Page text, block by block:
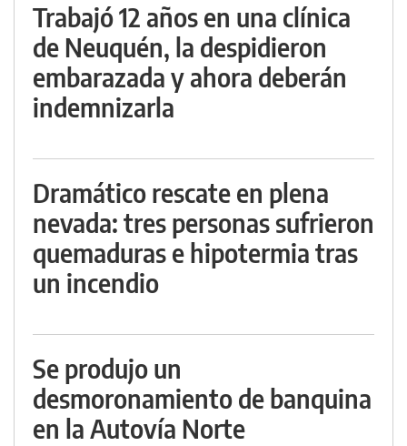
Trabajó 12 años en una clínica
de Neuquén, la despidieron
embarazada y ahora deberán
indemnizarla
Dramático rescate en plena
nevada: tres personas sufrieron
quemaduras e hipotermia tras
un incendio
Se produjo un
desmoronamiento de banquina
en la Autovía Norte